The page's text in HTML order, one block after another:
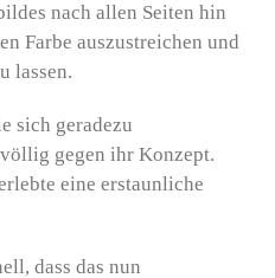
nach allen Seiten hin
Farbe auszustreichen und
lassen.
sich geradezu
gegen ihr Konzept.
eine erstaunliche
dass das nun